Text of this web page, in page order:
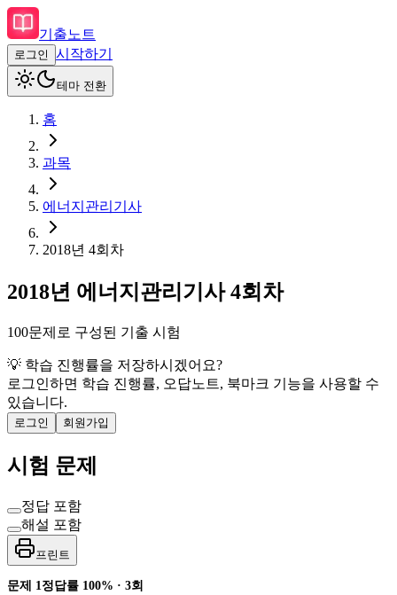
기출노트
로그인 시작하기
테마 전환
홈
과목
에너지관리기사
2018년 4회차
2018년 에너지관리기사 4회차
100문제로 구성된 기출 시험
💡 학습 진행률을 저장하시겠어요?
로그인하면 학습 진행률, 오답노트, 북마크 기능을 사용할 수
있습니다.
로그인 회원가입
시험 문제
정답 포함
해설 포함
프린트
문제 1 정답률 100% · 3회